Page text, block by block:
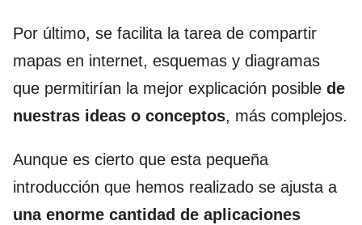
Por último, se facilita la tarea de compartir
mapas en internet, esquemas y diagramas
que permitirían la mejor explicación posible de
nuestras ideas o conceptos, más complejos.
Aunque es cierto que esta pequeña
introducción que hemos realizado se ajusta a
una enorme cantidad de aplicaciones